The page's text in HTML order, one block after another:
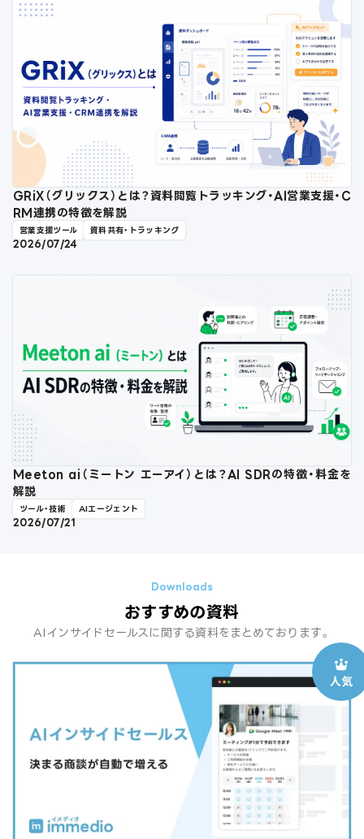
GRiX（グリックス）とは？資料閲覧トラッキング・AI営業支援・C
RM連携の特徴を解説
営業支援ツール 資料共有・トラッキング
2026/07/24
Meeton ai（ミートン エーアイ）とは？AI SDRの特徴・料金を
解説
ツール・技術 AIエージェント
2026/07/21
おすすめの資料
AIインサイドセールスに関する資料をまとめております。